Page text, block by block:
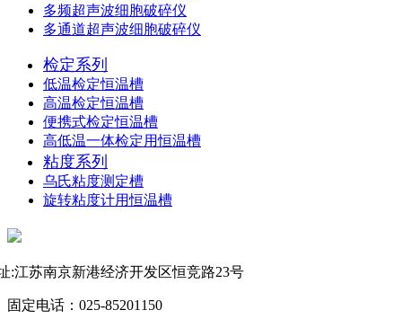
多频超声波细胞破碎仪
多通道超声波细胞破碎仪
检定系列
低温检定恒温槽
高温检定恒温槽
便携式检定恒温槽
高低温一体检定用恒温槽
粘度系列
乌氏粘度测定槽
旋转粘度计用恒温槽
:江苏南京新港经济开发区恒竞路23号
固定电话：025-85201150